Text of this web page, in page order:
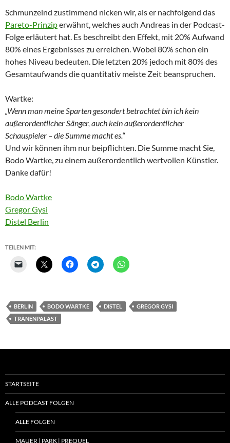
Schmunzelnd zustimmend nicken wir, als er nachfolgend das
Pareto-Prinziperwähnt, welches auch Andreas in der Podcast-
Folge erläutert hat. Es beschreibt den Effekt, mit 20% Aufwand
80% eines Ergebnisses zu erreichen. Wobei 80% schon ein
hohes Niveau bedeuten. Die letzten 20% jedoch mit 80% des
Gesamtaufwands die quantitativ meiste Zeit beanspruchen.
Wartke:
„Wenn man meine Sparten gesondert betrachtet bin ich kein
außerordentlicher Sänger, auch kein außerordentlicher
Schauspieler – die Summe macht es.“
Und wir können ihm nur beipflichten. Die Summe macht Sie,
Bodo Wartke, zu einem außerordentlich wertvollen Künstler.
Danke dafür!
Bodo Wartke
Gregor Gysi
Distel Berlin
TEILEN MIT:
BERLIN BODO WARTKE DISTEL
GREGOR GYSI
TRÄNENPALAST
STARTSEITE
ALLE PODCAST FOLGEN
ALLE FOLGEN
MAUER | PARK | PREQUEL